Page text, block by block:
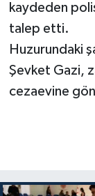
kaydeden
talep etti.
Huzurundaki
Şevket Gazi,
cezaevine